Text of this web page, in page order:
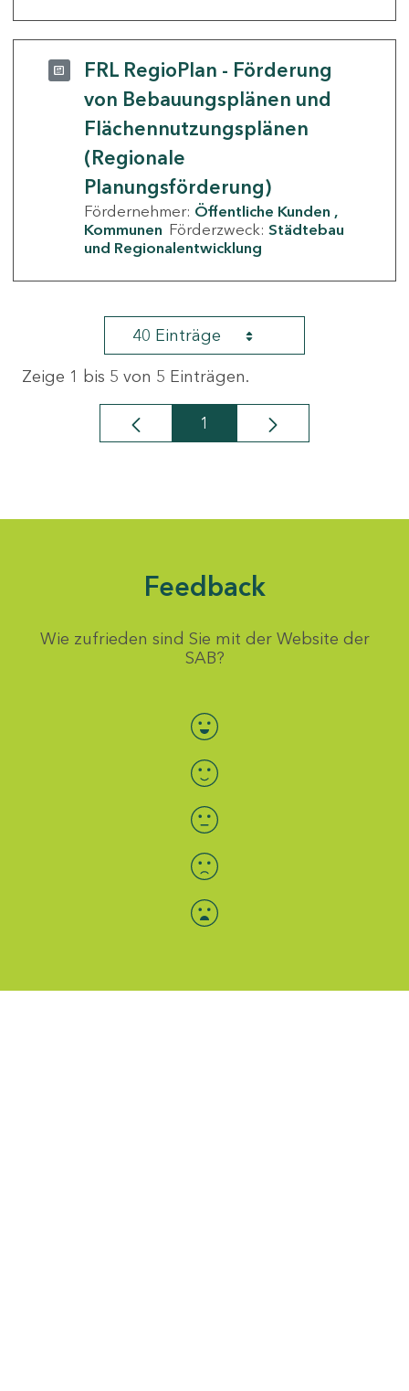
FRL RegioPlan - Förderung
von Bebauungsplänen und
Flächennutzungsplänen
(Regionale
Planungsförderung)
Fördernehmer: Öffentliche Kunden
Kommunen Förderzweck: Städtebau
und Regionalentwicklung
40 Einträge
Zeige 1 bis 5 von 5 Einträgen.
Seite
1
Feedback
Wie zufrieden sind Sie mit der Website der
SAB?
Bewertung auswählen